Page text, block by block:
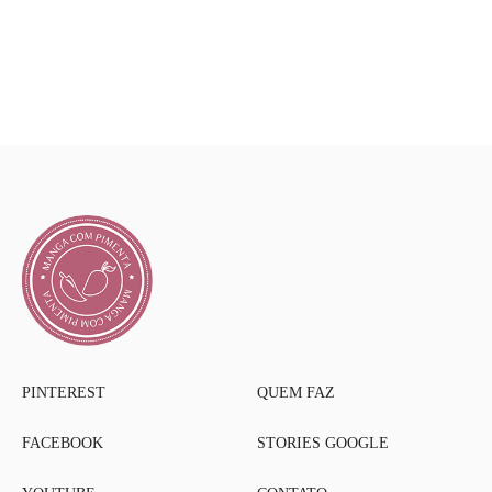
PINTEREST
FACEBOOK
QUEM FAZ
STORIES GOOGLE